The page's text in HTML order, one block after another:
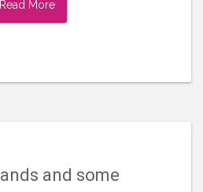
Read More
and some